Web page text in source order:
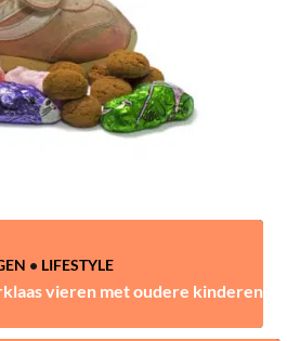
• LIFESTYLE
vieren met oudere kinderen